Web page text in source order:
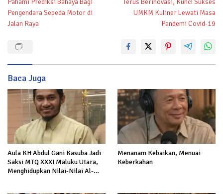
pos
Pengendara Sepeda Motor di
Jalan Raya
UMKM Kuliner Lewati Masa
Pandemi Covid-19
Baca Juga
Aula KH Abdul Gani Kasuba Jadi
Saksi MTQ XXXI Maluku Utara,
Menghidupkan Nilai-Nilai Al-
Menanam Kebaikan, Menuai
Keberkahan